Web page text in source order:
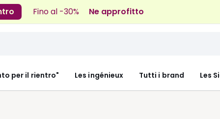
Fino al -30% Ne approfitto
per il rientro" Les ingénieux Tutti i brand Les